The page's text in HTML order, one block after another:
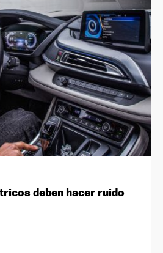
deben hacer ruido